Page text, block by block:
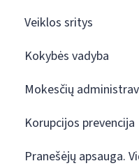
Veiklos sritys
Kokybės vadyba
Mokesčių
Korupcijos prevencija
Pranešėjų apsauga.